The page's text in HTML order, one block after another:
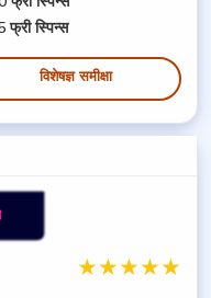
स्पिन्स
विशेषज्ञ समीक्षा
★★★★★